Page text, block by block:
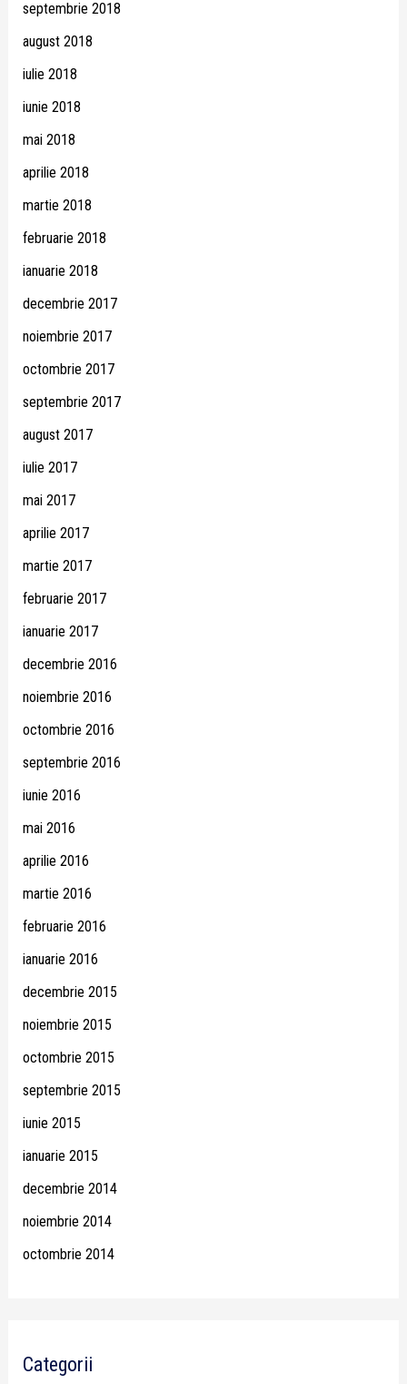
septembrie 2018
august 2018
iulie 2018
iunie 2018
mai 2018
aprilie 2018
martie 2018
februarie 2018
ianuarie 2018
decembrie 2017
noiembrie 2017
octombrie 2017
septembrie 2017
august 2017
iulie 2017
mai 2017
aprilie 2017
martie 2017
februarie 2017
ianuarie 2017
decembrie 2016
noiembrie 2016
octombrie 2016
septembrie 2016
iunie 2016
mai 2016
aprilie 2016
martie 2016
februarie 2016
ianuarie 2016
decembrie 2015
noiembrie 2015
octombrie 2015
septembrie 2015
iunie 2015
ianuarie 2015
decembrie 2014
noiembrie 2014
octombrie 2014
Categorii